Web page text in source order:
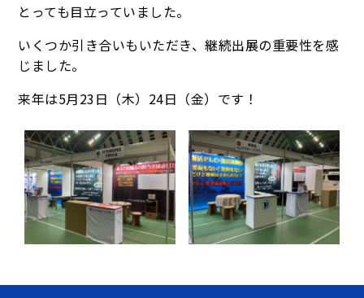
とっても目立っていました。
いくつか引き合いもいただき、継続出展の重要性を感
じました。
来年は5月23日（木）24日（金）です！